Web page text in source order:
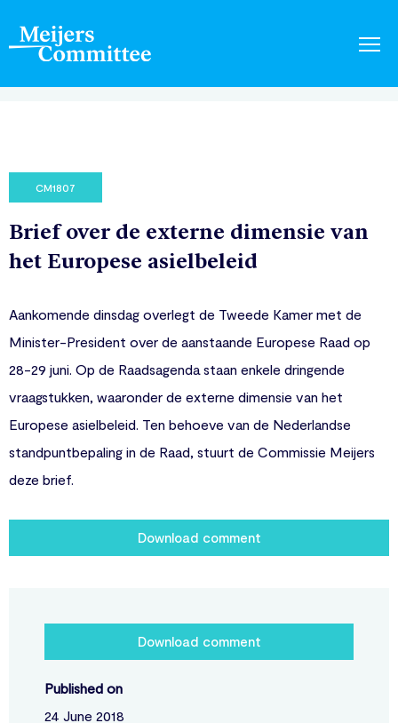
CM1807
Brief over de externe dimensie van
het Europese asielbeleid
Aankomende dinsdag overlegt de Tweede Kamer met de
Minister-President over de aanstaande Europese Raad op
28-29 juni. Op de Raadsagenda staan enkele dringende
vraagstukken, waaronder de externe dimensie van het
Europese asielbeleid. Ten behoeve van de Nederlandse
standpuntbepaling in de Raad, stuurt de Commissie Meijers
deze brief.
Download comment
Download comment
Published on
24 June 2018